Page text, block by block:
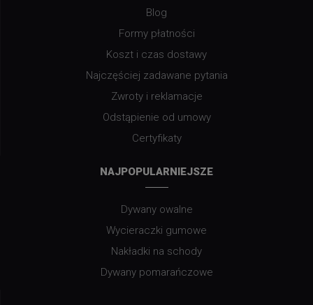
Blog
Formy płatności
Koszt i czas dostawy
Najczęściej zadawane pytania
Zwroty i reklamacje
Odstąpienie od umowy
Certyfikaty
NAJPOPULARNIEJSZE
Dywany owalne
Wycieraczki gumowe
Nakładki na schody
Dywany pomarańczowe